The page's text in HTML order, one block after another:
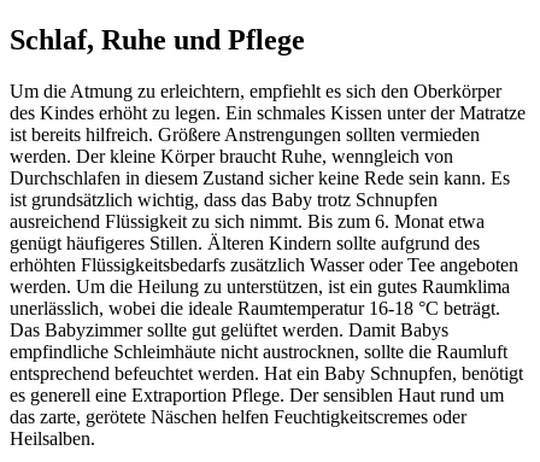
Schlaf, Ruhe und Pflege
Um die Atmung zu erleichtern, empfiehlt es sich den Oberkörper
des Kindes erhöht zu legen. Ein schmales Kissen unter der Matratze
ist bereits hilfreich. Größere Anstrengungen sollten vermieden
werden. Der kleine Körper braucht Ruhe, wenngleich von
Durchschlafen in diesem Zustand sicher keine Rede sein kann. Es
ist grundsätzlich wichtig, dass das Baby trotz Schnupfen
ausreichend Flüssigkeit zu sich nimmt. Bis zum 6. Monat etwa
genügt häufigeres Stillen. Älteren Kindern sollte aufgrund des
erhöhten Flüssigkeitsbedarfs zusätzlich Wasser oder Tee angeboten
werden. Um die Heilung zu unterstützen, ist ein gutes Raumklima
unerlässlich, wobei die ideale Raumtemperatur 16-18 °C beträgt.
Das Babyzimmer sollte gut gelüftet werden. Damit Babys
empfindliche Schleimhäute nicht austrocknen, sollte die Raumluft
entsprechend befeuchtet werden. Hat ein Baby Schnupfen, benötigt
es generell eine Extraportion Pflege. Der sensiblen Haut rund um
das zarte, gerötete Näschen helfen Feuchtigkeitscremes oder
Heilsalben.